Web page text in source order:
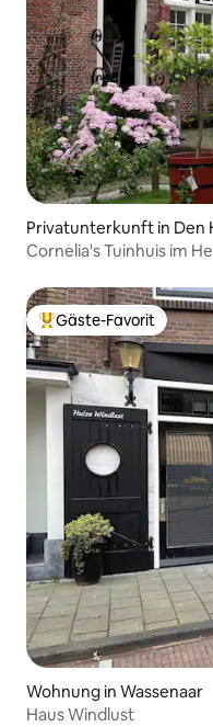
Privatunterkunft in Den
Cornelia's Tuinhuis im
Beliebter Gäste-Favorit.
Gäste-Favorit
Wohnung in Wassenaar
Haus Windlust